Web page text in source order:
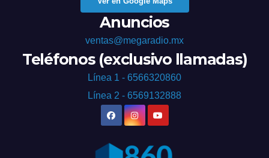
Anuncios
ventas@megaradio.mx
Teléfonos (exclusivo llamadas)
Línea 1 - 6566320860
Línea 2 - 6569132888